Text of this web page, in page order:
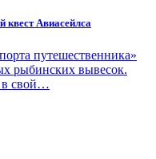
квест Авиасейлса
путешественника»
рыбинских вывесок.
в свой…